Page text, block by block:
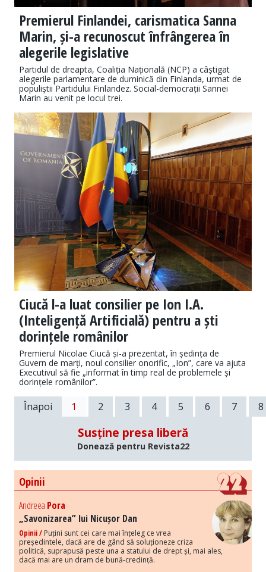
Premierul Finlandei, carismatica Sanna
Marin, și-a recunoscut înfrângerea în
alegerile legislative
Partidul de dreapta, Coaliția Națională (NCP) a câștigat
alegerile parlamentare de duminică din Finlanda, urmat de
populiștii Partidului Finlandez. Social-democrații Sannei
Marin au venit pe locul trei.
Ciucă l-a luat consilier pe Ion I.A.
(Inteligență Artificială) pentru a ști
dorințele românilor
Premierul Nicolae Ciucă și-a prezentat, în ședința de
Guvern de marți, noul consilier onorific, „Ion”, care va ajuta
Executivul să fie „informat în timp real de problemele și
dorințele românilor”.
Înapoi 1 2 3 4 5 6 7 8
Susține presa liberă
Donează pentru Revista22
Opinii
Andreea Pora
„Savonizarea” lui Nicușor Dan
Opinii / Puțini sunt cei care mai înțeleg ce vrea
președintele, dacă are de gând să soluționeze criza
politică, suprapusă peste una a statului de drept și, mai ales,
dacă mai are un dram de bună-credință.